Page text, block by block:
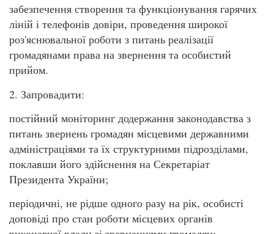
забезпечення створення та функціонування гарячих
ліній і телефонів довіри, проведення широкої
роз'яснювальної роботи з питань реалізації
громадянами права на звернення та особистий
прийом.
2. Запровадити:
постійний моніторинг додержання законодавства з
питань звернень громадян місцевими державними
адміністраціями та їх структурними підрозділами,
поклавши його здійснення на Секретаріат
Президента України;
періодичні, не рідше одного разу на рік, особисті
доповіді про стан роботи місцевих органів